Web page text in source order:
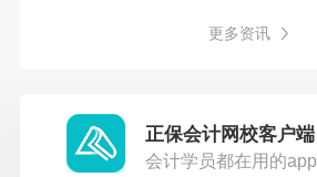
更多资讯
正保会计网校客户端
会计学员都在用的app